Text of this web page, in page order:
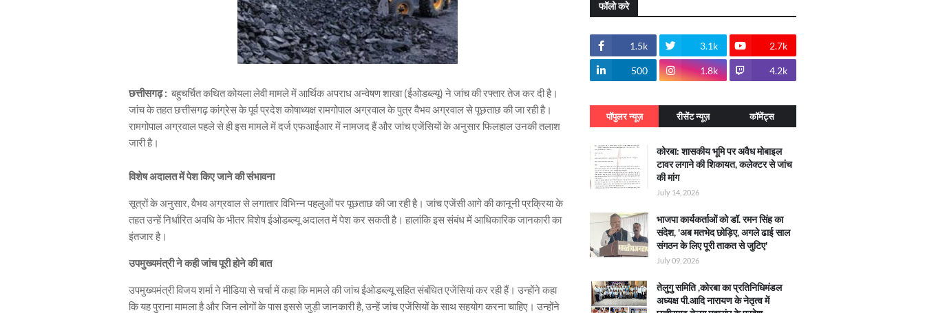
छत्तीसगढ़ : बहुचर्चित कथित कोयला लेवी मामले में आर्थिक अपराध अन्वेषण शाखा (ईओडब्ल्यू) ने जांच की रफ्तार तेज कर दी है।
जांच के तहत छत्तीसगढ़ कांग्रेस के पूर्व प्रदेश कोषाध्यक्ष रामगोपाल अग्रवाल के पुत्र वैभव अग्रवाल से पूछताछ की जा रही है।
रामगोपाल अग्रवाल पहले से ही इस मामले में दर्ज एफआईआर में नामजद हैं और जांच एजेंसियों के अनुसार फिलहाल उनकी तलाश
जारी है।
विशेष अदालत में पेश किए जाने की संभावना
सूत्रों के अनुसार, वैभव अग्रवाल से लगातार विभिन्न पहलुओं पर पूछताछ की जा रही है। जांच एजेंसी आगे की कानूनी प्रक्रिया के
तहत उन्हें निर्धारित अवधि के भीतर विशेष ईओडब्ल्यू अदालत में पेश कर सकती है। हालांकि इस संबंध में आधिकारिक जानकारी का
इंतजार है।
उपमुख्यमंत्री ने कही जांच पूरी होने की बात
उपमुख्यमंत्री विजय शर्मा ने मीडिया से चर्चा में कहा कि मामले की जांच ईओडब्ल्यू सहित संबंधित एजेंसियां कर रही हैं। उन्होंने कहा
कि यह पुराना मामला है और जिन लोगों के पास इससे जुड़ी जानकारी है, उन्हें जांच एजेंसियों के साथ सहयोग करना चाहिए। उन्होंने
फॉलो करे
1.5k 3.1k 2.7k
500 1.8k 4.2k
पॉपुलर न्यूज़ रीसेंट न्यूज़ कॉमेंट्स
कोरबा: शासकीय भूमि पर अवैध मोबाइल
टावर लगाने की शिकायत, कलेक्टर से जांच
की मांग
July 14, 2026
भाजपा कार्यकर्ताओं को डॉ. रमन सिंह का
संदेश, 'अब मतभेद छोड़िए, अगले ढाई साल
संगठन के लिए पूरी ताकत से जुटिए'
July 09, 2026
तेलुगु समिति ,कोरबा का प्रतिनिधिमंडल
अध्यक्ष पी.आदि नारायण के नेतृत्व में